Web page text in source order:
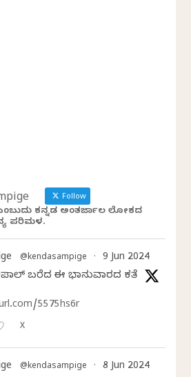
Follow
ಕನ್ನಡ ಅಂತರ್ಜಾಲ ಲೋಕದ
ಪರಿಮಳ.
@kendasampige · 9 Jun 2024
ಬರೆದ ಈ ಭಾನುವಾರದ ಕತೆ
5575hs6r
X
@kendasampige · 8 Jun 2024